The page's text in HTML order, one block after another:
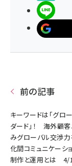
前の記事
キーワードは「グロ
ダード」！ 海外顧
みグローバル交渉
化間コミュニケーシ
制作と運用とは 4/